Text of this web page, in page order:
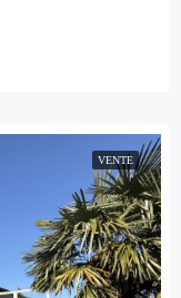
VENTE